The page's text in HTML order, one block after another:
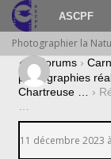
ASCPF
Photographier la
› Forums ›
photographies
Chartreuse … ›
…
11 décembre 2023